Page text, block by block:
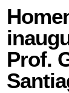
Prof.